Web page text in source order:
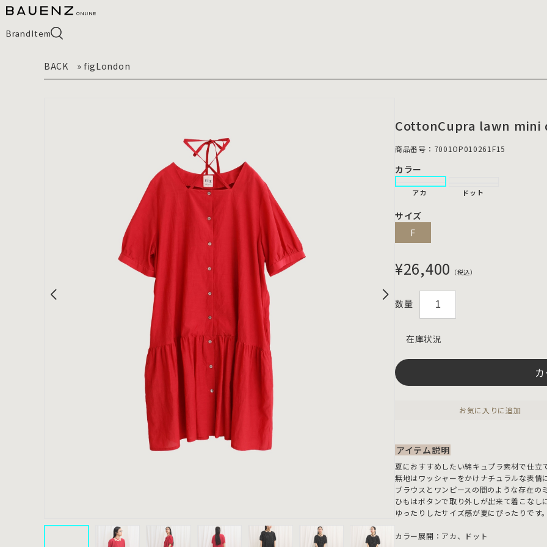
BrandItem
BACK » figLondon
CottonCupra lawn mini
商品番号：7001OP010261F15
カラー
アカ
サイズ
F
¥26,400 （税込）
数量
在庫状況
お気に入りに追加
アイテム説明
夏におすすめしたい綿キュプラ素材で仕立
無地はワッシャーをかけナチュラルな表情
ブラウスとワンピースの間のような存在の
ひもはボタンで取り外しが出来て着こなし
ゆったりしたサイズ感が夏にぴったりです。
カラー展開：アカ、ドット